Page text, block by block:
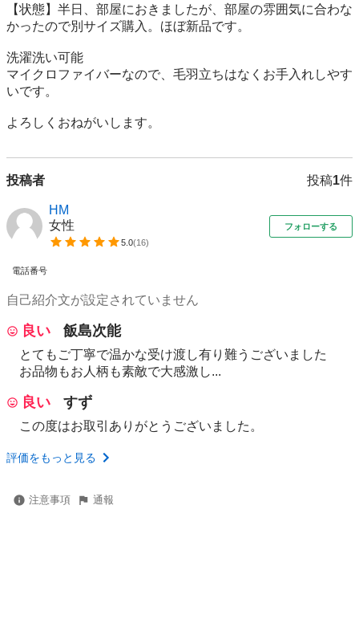
【状態】半日、部屋におきましたが、部屋の雰囲気に合わな
かったので別サイズ購入。ほぼ新品です。
洗濯洗い可能
マイクロファイバーなので、毛羽立ちはなくお手入れしやす
いです。
よろしくおねがいします。
投稿者 投稿1件
HM
女性
5.0(16)
フォローする
電話番号
自己紹介文が設定されていません
良い 飯島次能
とてもご丁寧で温かな受け渡し有り難うございました
お品物もお人柄も素敵で大感激し...
良い すず
この度はお取引ありがとうございました。
評価をもっと見る
注意事項 通報